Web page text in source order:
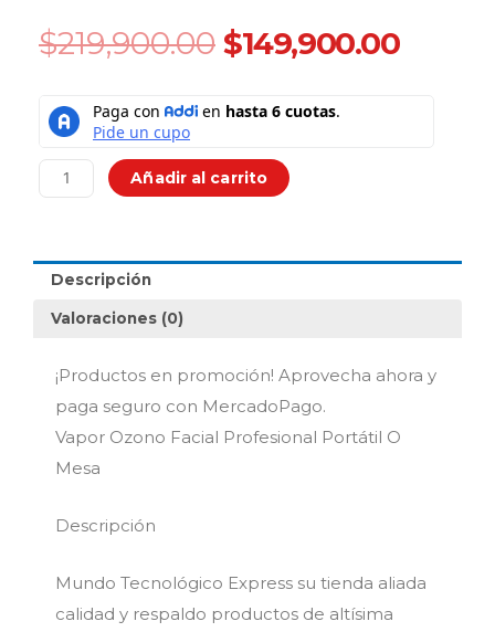
$219,900.00 Original
price
$219,900.00.
$149,900.00
Ozono
Profesional
Portátil
cantidad
Añadir al carrito
Descripción
Valoraciones (0)
¡Productos en promoción! Aprovecha ahora y
paga seguro con MercadoPago.
Vapor Ozono Facial Profesional Portátil O
Mesa
Descripción
Mundo Tecnológico Express su tienda aliada
calidad y respaldo productos de altísima